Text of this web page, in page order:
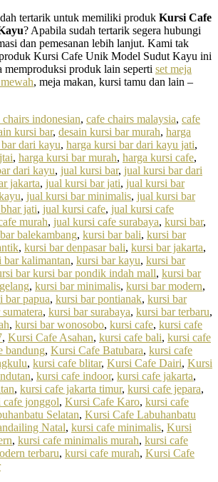
tertarik untuk memiliki produk Kursi Cafe
? Apabila sudah tertarik segera hubungi
dan pemesanan lebih lanjut. Kami tak
Kursi Cafe Unik Model Sudut Kayu ini
memproduksi produk lain seperti set meja
, meja makan, kursi tamu dan lain –
chairs indonesian, cafe chairs malaysia, cafe
kursi bar, desain kursi bar murah, harga
dari kayu, harga kursi bar dari kayu jati,
, harga kursi bar murah, harga kursi cafe,
dari kayu, jual kursi bar, jual kursi bar dari
jakarta, jual kursi bar jati, jual kursi bar
, jual kursi bar minimalis, jual kursi bar
jati, jual kursi cafe, jual kursi cafe
murah, jual kursi cafe surabaya, kursi bar,
balekambang, kursi bar bali, kursi bar
, kursi bar denpasar bali, kursi bar jakarta,
bar kalimantan, kursi bar kayu, kursi bar
bar kursi bar pondik indah mall, kursi bar
, kursi bar minimalis, kursi bar modern,
bar papua, kursi bar pontianak, kursi bar
, kursi bar surabaya, kursi bar terbaru,
, kursi bar wonosobo, kursi cafe, kursi cafe
, Kursi Cafe Asahan, kursi cafe bali, kursi cafe
bandung, Kursi Cafe Batubara, kursi cafe
, kursi cafe blitar, Kursi Cafe Dairi, Kursi
, kursi cafe indoor, kursi cafe jakarta,
, kursi cafe jakarta timur, kursi cafe jepara,
cafe jonggol, Kursi Cafe Karo, kursi cafe
Selatan, Kursi Cafe Labuhanbatu
Natal, kursi cafe minimalis, Kursi
, kursi cafe minimalis murah, kursi cafe
terbaru, kursi cafe murah, Kursi Cafe